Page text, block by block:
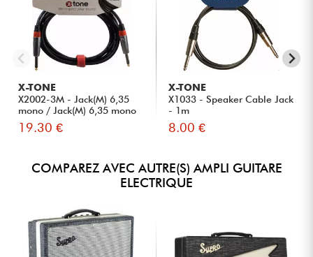
X-TONE
X2002-3M - Jack(M) 6,35
mono / Jack(M) 6,35 mono
S...
19.30 €
X-TONE
X1033 - Speaker Cable Jack
- 1m
8.00 €
COMPAREZ AVEC AUTRE(S) AMPLI GUITARE
ELECTRIQUE